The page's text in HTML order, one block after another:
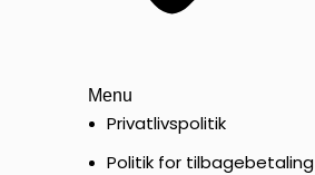
Menu
Privatlivspolitik
Politik for tilbagebetaling